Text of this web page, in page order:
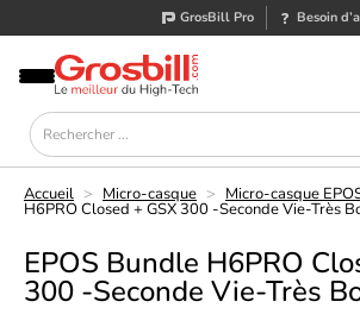
GrosBill Pro Besoin
Accueil > Micro-casque > Micro-casque
H6PRO Closed + GSX 300 -Seconde Vie-Très
EPOS Bundle H6PRO
300 -Seconde Vie-Très